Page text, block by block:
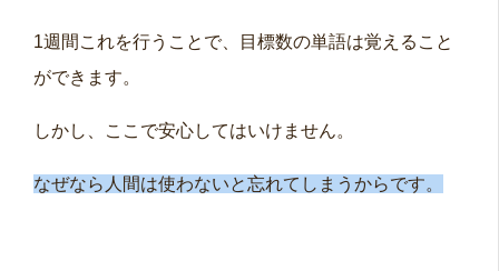
1週間これを行うことで、目標数の単語は覚えること
ができます。
しかし、ここで安心してはいけません。
なぜなら人間は使わないと忘れてしまうからです。